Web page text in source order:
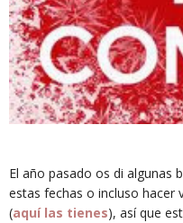
El año pasado os di algunas
estas fechas o incluso hacer
(aquí las tienes), así que